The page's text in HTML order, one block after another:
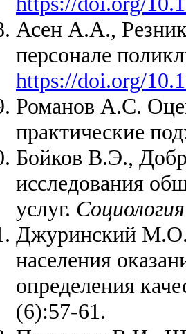
Асен А.А.,
персонале
https://doi.org/
Романов А.С.
практические
Бойков В.Э.,
исследования
услуг.
Джуринский
населения
определения
(6):57-61.